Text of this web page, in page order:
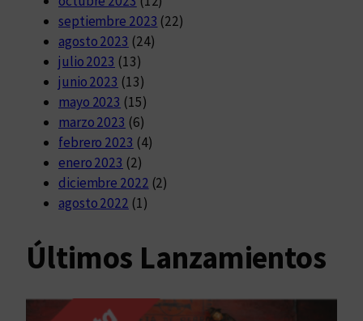
septiembre 2023 (22)
agosto 2023 (24)
julio 2023 (13)
junio 2023 (13)
mayo 2023 (15)
marzo 2023 (6)
febrero 2023 (4)
enero 2023 (2)
diciembre 2022 (2)
agosto 2022 (1)
Últimos Lanzamientos